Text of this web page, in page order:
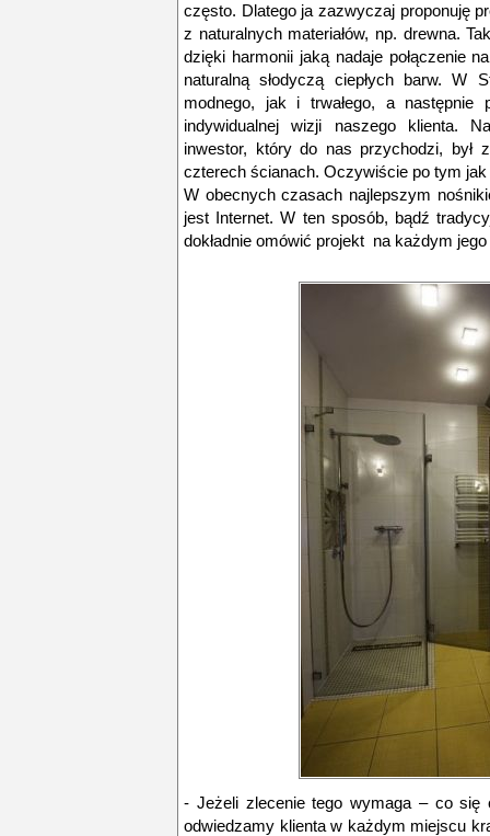
często. Dlatego ja zazwyczaj proponuję
z naturalnych materiałów, np. drewna.
dzięki harmonii jaką nadaje połączenie
naturalną słodyczą ciepłych barw. W
modnego, jak i trwałego, a następnie
indywidualnej wizji naszego klienta.
inwestor, który do nas przychodzi, był
czterech ścianach. Oczywiście po tym
W obecnych czasach najlepszym
jest Internet. W ten sposób, bądź
dokładnie omówić projekt na każdym jego
- Jeżeli zlecenie tego wymaga – co
odwiedzamy klienta w każdym miejscu